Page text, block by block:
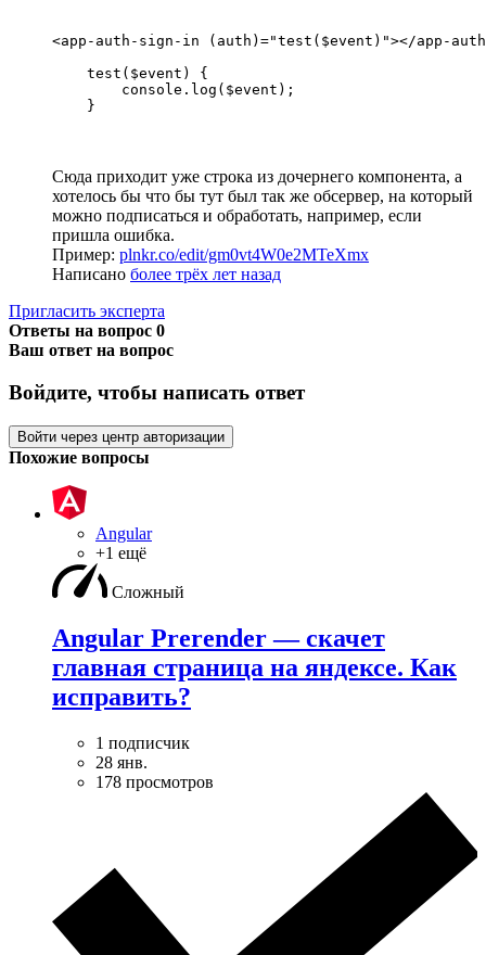
<app-auth-sign-in (auth)="test($event)"></app-
    test($event) {
        console.log($event);
    }
Сюда приходит уже строка из дочернего компонента, а
хотелось бы что бы тут был так же обсервер, на который
можно подписаться и обработать, например, если
пришла ошибка.
Пример: plnkr.co/edit/gm0vt4W0e2MTeXmx
Написано более трёх лет назад
Пригласить эксперта
Ответы на вопрос 0
Ваш ответ на вопрос
Войдите, чтобы написать ответ
Войти через центр авторизации
Похожие вопросы
Angular
+1 ещё
Сложный
Angular Prerender — скачет
главная страница на яндексе. Как
исправить?
1 подписчик
28 янв.
178 просмотров